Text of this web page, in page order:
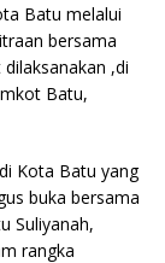
Batu melalui
bersama
,di
Batu,
Kota Batu yang
buka bersama
Suliyanah,
rangka